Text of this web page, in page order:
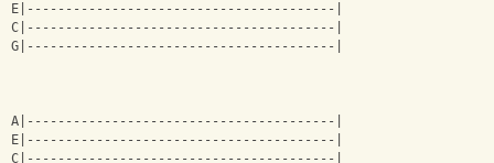
E|----------------------------------------|
C|----------------------------------------|
G|----------------------------------------|
A|----------------------------------------|
E|----------------------------------------|
C|----------------------------------------|